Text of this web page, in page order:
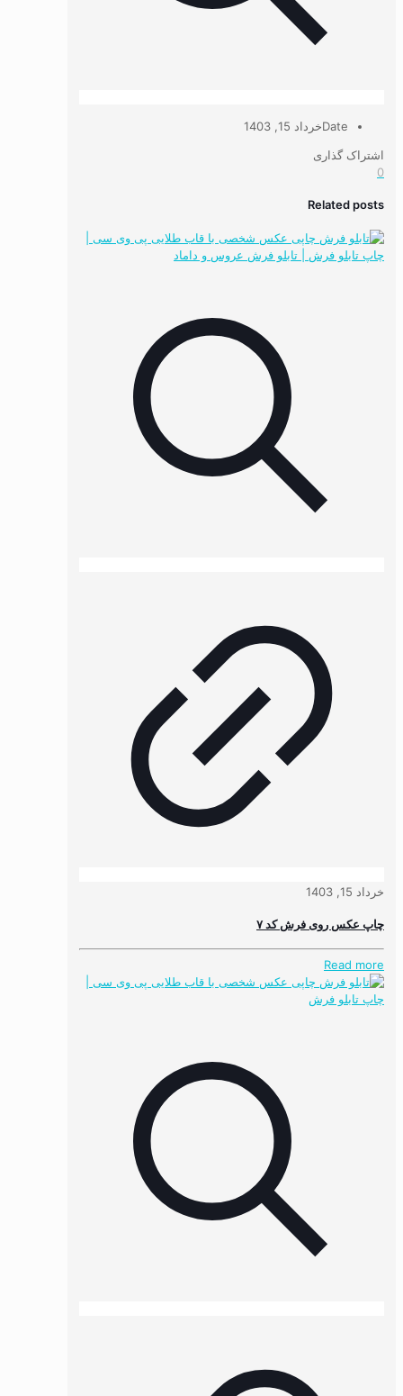
Dateخرداد 15, 1403
اشتراک گذاری
0
Related posts
خرداد 15, 1403
چاپ عکس روی فرش کد ۷
Read more